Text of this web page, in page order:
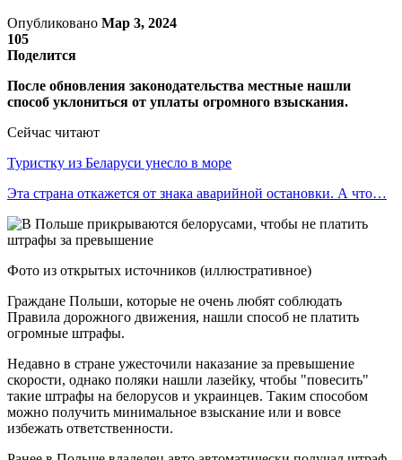
Опубликовано Мар 3, 2024
105
Поделится
После обновления законодательства местные нашли
способ уклониться от уплаты огромного взыскания.
Сейчас читают
Туристку из Беларуси унесло в море
Эта страна откажется от знака аварийной остановки. А что…
Фото из открытых источников (иллюстративное)
Граждане Польши, которые не очень любят соблюдать
Правила дорожного движения, нашли способ не платить
огромные штрафы.
Недавно в стране ужесточили наказание за превышение
скорости, однако поляки нашли лазейку, чтобы "повесить"
такие штрафы на белорусов и украинцев. Таким способом
можно получить минимальное взыскание или и вовсе
избежать ответственности.